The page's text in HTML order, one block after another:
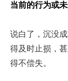
当前的行为或未
说白了，沉没
得及时止损，
得不偿失。